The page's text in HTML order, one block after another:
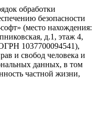
обработки
безопасности
(место нахождения:
д.1, этаж 4,
1037700094541),
и свобод человека и
данных, в том
частной жизни,